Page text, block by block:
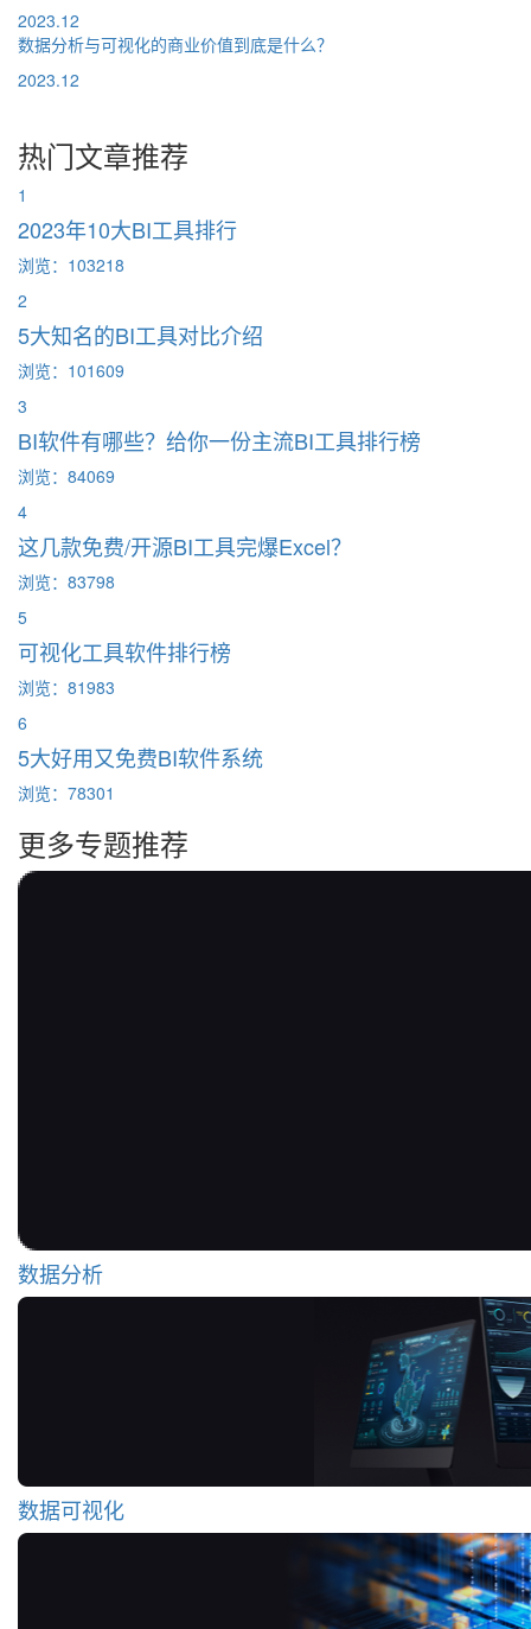
2023.12
数据分析与可视化的商业价值到底是什么？
2023.12
热门文章推荐
1
2023年10大BI工具排行
浏览：103218
2
5大知名的BI工具对比介绍
浏览：101609
3
BI软件有哪些？给你一份主流BI工具排行榜
浏览：84069
4
这几款免费/开源BI工具完爆Excel？
浏览：83798
5
可视化工具软件排行榜
浏览：81983
6
5大好用又免费BI软件系统
浏览：78301
更多专题推荐
数据分析
数据可视化